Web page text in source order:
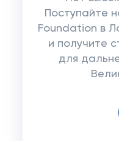
Поступайте
Foundation в
и получите
для